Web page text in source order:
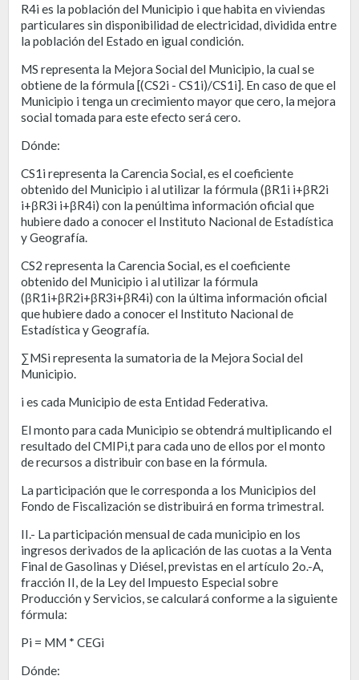
R4i es la población del Municipio i que habita en viviendas
particulares sin disponibilidad de electricidad, dividida entre
la población del Estado en igual condición.
MS representa la Mejora Social del Municipio, la cual se
obtiene de la fórmula [(CS2i - CS1i)/CS1i]. En caso de que el
Municipio i tenga un crecimiento mayor que cero, la mejora
social tomada para este efecto será cero.
Dónde:
CS1i representa la Carencia Social, es el coeficiente
obtenido del Municipio i al utilizar la fórmula (βR1i i+βR2i
i+βR3i i+βR4i) con la penúltima información oficial que
hubiere dado a conocer el Instituto Nacional de Estadística
y Geografía.
CS2 representa la Carencia Social, es el coeficiente
obtenido del Municipio i al utilizar la fórmula
(βR1i+βR2i+βR3i+βR4i) con la última información oficial
que hubiere dado a conocer el Instituto Nacional de
Estadística y Geografía.
∑MSi representa la sumatoria de la Mejora Social del
Municipio.
i es cada Municipio de esta Entidad Federativa.
El monto para cada Municipio se obtendrá multiplicando el
resultado del CMIPi,t para cada uno de ellos por el monto
de recursos a distribuir con base en la fórmula.
La participación que le corresponda a los Municipios del
Fondo de Fiscalización se distribuirá en forma trimestral.
II.- La participación mensual de cada municipio en los
ingresos derivados de la aplicación de las cuotas a la Venta
Final de Gasolinas y Diésel, previstas en el artículo 2o.-A,
fracción II, de la Ley del Impuesto Especial sobre
Producción y Servicios, se calculará conforme a la siguiente
fórmula:
Pi = MM * CEGi
Dónde: